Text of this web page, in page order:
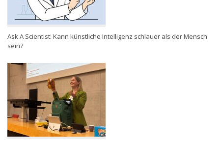
Ask A Scientist: Kann künstliche Intelligenz schlauer als der Mensch
sein?